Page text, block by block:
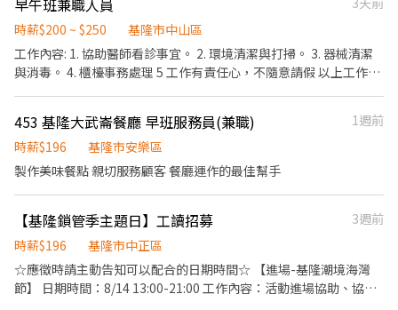
早午班兼職人員
時薪$200 ~ $250
基隆市中山區
工作內容: 1. 協助醫師看診事宜。 2. 環境清潔與打掃。 3. 器械清潔
與消毒。 4. 櫃檯事務處理 5 工作有責任心，不隨意請假 以上工作內
453 基隆大武崙餐廳 早班服務員(兼職)
1週前
時薪$196
基隆市安樂區
製作美味餐點 親切服務顧客 餐廳運作的最佳幫手
【基隆鎖管季主題日】工讀招募
3週前
時薪$196
基隆市中正區
☆應徵時請主動告知可以配合的日期時間☆ 【進場-基隆潮境海灣
節】 日期時間：8/14 13:00-21:00 工作內容：活動進場協助、協助